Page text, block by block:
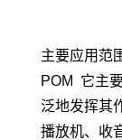
主要应用范
POM 它主
泛地发挥其
播放机、收